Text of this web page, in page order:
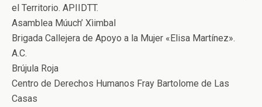
el Territorio. APIIDTT.
Asamblea Múuch’ Xìimbal
Brigada Callejera de Apoyo a la Mujer «Elisa Martínez».
A.C.
Brújula Roja
Centro de Derechos Humanos Fray Bartolome de Las
Casas